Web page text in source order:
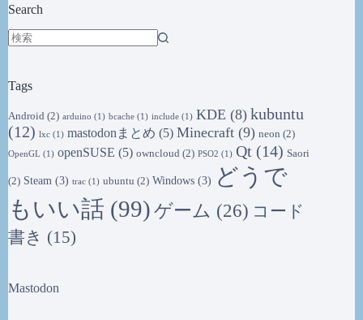
Search
な
Tags
Android (2) arduino (1) bcache (1) include (1) KDE (8) kubuntu
(12) lxc (1) mastodonまとめ (5) Minecraft (9) neon (2)
OpenGL (1) openSUSE (5) owncloud (2) PSO2 (1) Qt (14) Saori
(2) Steam (3) trac (1) ubuntu (2) Windows (3) どうで
もいい話 (99)ゲーム (26) コード
書き (15)
Mastodon